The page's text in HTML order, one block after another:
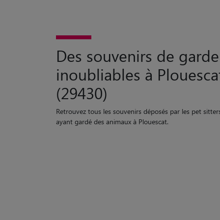
Des souvenirs de garde
inoubliables à
(29430)
Retrouvez tous les souvenirs déposés par les pet